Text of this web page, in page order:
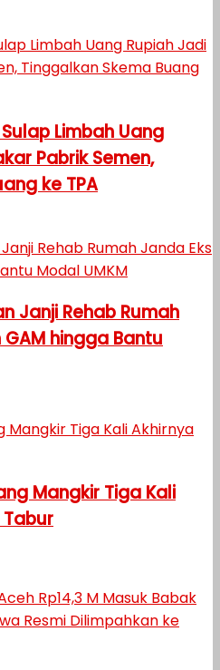
Limbah Uang
Pabrik Semen,
ke TPA
Janji Rehab Rumah
hingga Bantu
Mangkir Tiga Kali
Tabur